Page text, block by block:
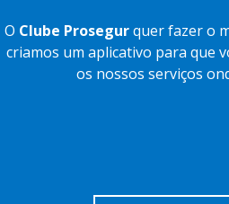
O Clube Prosegurquer fazer o
criamos um aplicativo para que
os nossos serviços